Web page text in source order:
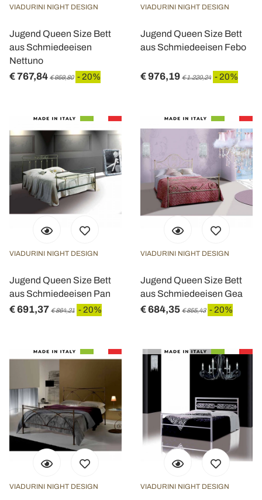
VIADURINI NIGHT DESIGN
Jugend Queen Size Bett
aus Schmiedeeisen
Nettuno
€ 767,84 € 959,80 - 20%
VIADURINI NIGHT DESIGN
Jugend Queen Size Bett
aus Schmiedeeisen Febo
€ 976,19 € 1.220,24 - 20%
VIADURINI NIGHT DESIGN
Jugend Queen Size Bett
aus Schmiedeeisen Pan
€ 691,37 € 864,21 - 20%
VIADURINI NIGHT DESIGN
Jugend Queen Size Bett
aus Schmiedeeisen Gea
€ 684,35 € 855,43 - 20%
VIADURINI NIGHT DESIGN VIADURINI NIGHT DESIGN